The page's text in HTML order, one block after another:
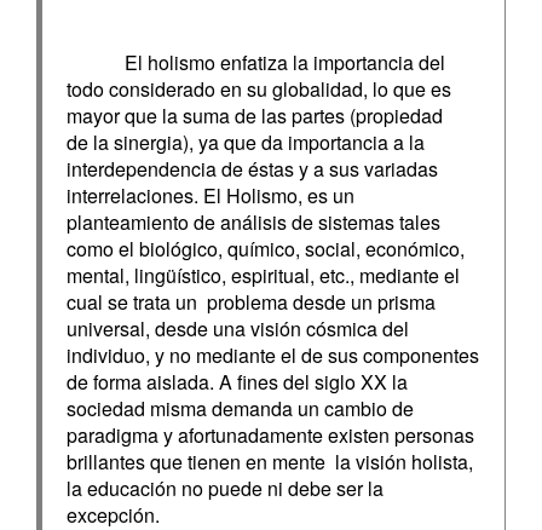
El holismo enfatiza la importancia del
todo considerado en su globalidad, lo que es
mayor que la suma de las partes (propiedad
de la sinergia), ya que da importancia a la
interdependencia de éstas y a sus variadas
interrelaciones. El Holismo, es un
planteamiento de análisis de sistemas tales
como el biológico, químico, social, económico,
mental, lingüístico, espiritual, etc., mediante el
cual se trata un problema desde un prisma
universal, desde una visión cósmica del
individuo, y no mediante el de sus componentes
de forma aislada. A fines del siglo XX la
sociedad misma demanda un cambio de
paradigma y afortunadamente existen personas
brillantes que tienen en mente la visión holista,
la educación no puede ni debe ser la
excepción.